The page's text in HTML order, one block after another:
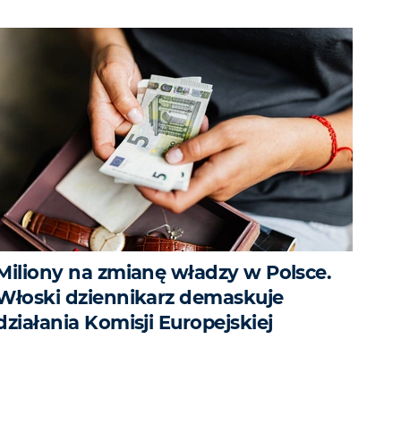
na zmianę władzy w Polsce.
dziennikarz demaskuje
Komisji Europejskiej